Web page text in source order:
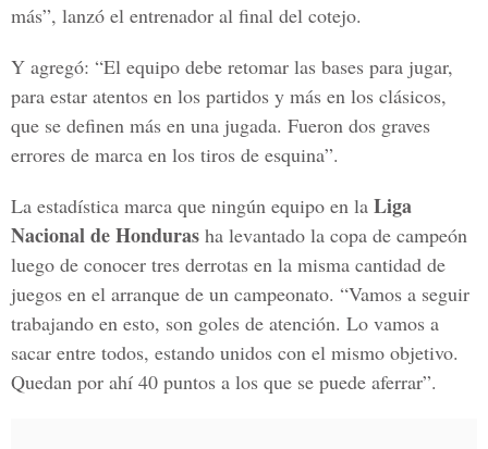
más”, lanzó el entrenador al final del cotejo.
Y agregó: “El equipo debe retomar las bases para jugar,
para estar atentos en los partidos y más en los clásicos,
que se definen más en una jugada. Fueron dos graves
errores de marca en los tiros de esquina”.
La estadística marca que ningún equipo en la Liga
Nacional de Honduras ha levantado la copa de campeón
luego de conocer tres derrotas en la misma cantidad de
juegos en el arranque de un campeonato. “Vamos a seguir
trabajando en esto, son goles de atención. Lo vamos a
sacar entre todos, estando unidos con el mismo objetivo.
Quedan por ahí 40 puntos a los que se puede aferrar”.